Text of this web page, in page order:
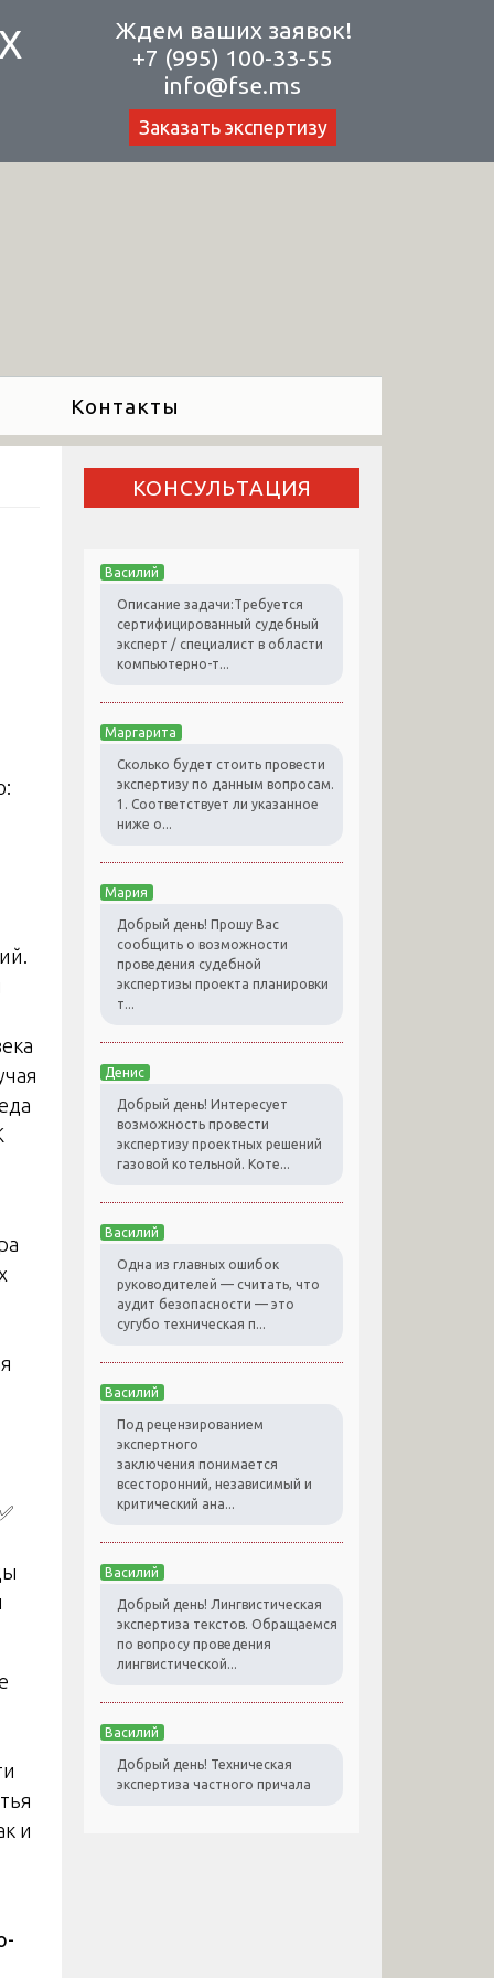
Ждем ваших заявок!
+7 (995) 100-33-55
info@fse.ms
Заказать экспертизу
Контакты
и
КОНСУЛЬТАЦИЯ
Василий
Описание задачи:Требуется
сертифицированный судебный
эксперт / специалист в области
компьютерно-т...
Маргарита
Сколько будет стоить провести
экспертизу по данным вопросам.
1. Соответствует ли указанное
ниже о...
Мария
Добрый день! Прошу Вас
сообщить о возможности
проведения судебной
экспертизы проекта планировки
т...
Денис
Добрый день! Интересует
возможность провести
экспертизу проектных решений
газовой котельной. Коте...
Василий
Одна из главных ошибок
руководителей — считать, что
аудит безопасности — это
сугубо техническая п...
Василий
Под рецензированием
экспертного
заключения понимается
всесторонний, независимый и
критический ана...
Василий
Добрый день! Лингвистическая
экспертиза текстов. Обращаемся
по вопросу проведения
лингвистической...
Василий
Добрый день! Техническая
экспертиза частного причала